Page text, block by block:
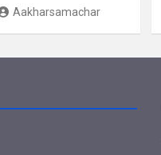
Aakharsamachar